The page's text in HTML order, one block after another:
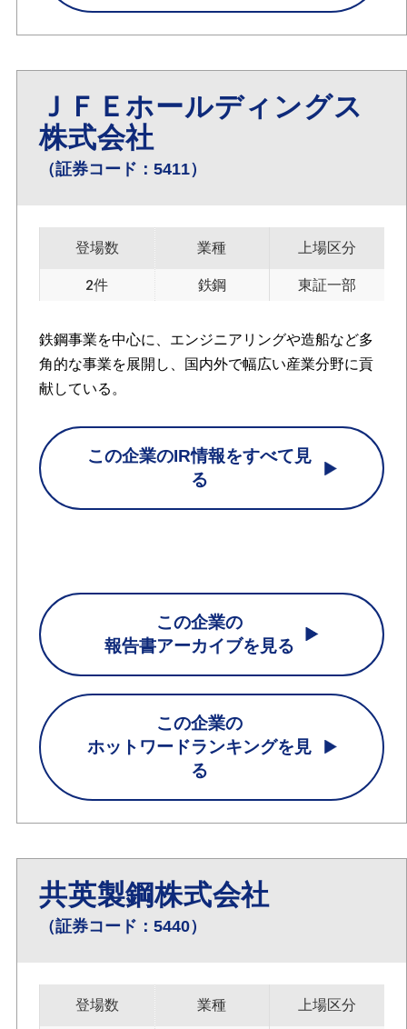
ＪＦＥホールディングス
株式会社
（証券コード：5411）
登場数
2件
業種
鉄鋼
上場区分
東証一部
鉄鋼事業を中心に、エンジニアリングや造船など多
角的な事業を展開し、国内外で幅広い産業分野に貢
献している。
この企業のIR情報をすべて見
る
この企業の
報告書アーカイブを見る
この企業の
ホットワードランキングを見
る
共英製鋼株式会社
（証券コード：5440）
登場数 業種 上場区分